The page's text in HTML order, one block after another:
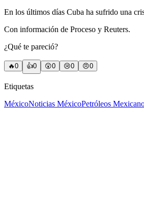
En los últimos días Cuba ha sufrido una
Con información de Proceso y Reuters.
¿Qué te pareció?
🔥0 👍0 😲0 😢0 😠0
Etiquetas
MéxicoNoticias MéxicoPetróleos